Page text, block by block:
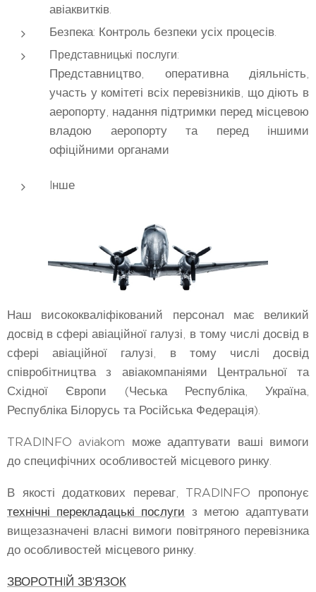
авіаквитків.
Безпека: Контроль безпеки усіх процесів.
Представницькі послуги:
Представництво, оперативна діяльність,
участь у комітеті всіх перевізників, що діють в
аеропорту, надання підтримки перед місцевою
владою аеропорту та перед іншими
офіційними органами
Iнше
Наш висококваліфікований персонал має великий
досвід в сфері авіаційної галузі, в тому числі досвід в
сфері авіаційної галузі, в тому числі досвід
співробітництва з авіакомпаніями Центральної та
Східної Європи (Чеська Республіка, Україна,
Республіка Білорусь та Російська Федерація).
TRADINFO aviakom може адаптувати ваші вимоги
до специфічних особливостей місцевого ринку.
В якості додаткових переваг, TRADINFO пропонує
технічні перекладацькі послуги з метою адаптувати
вищезазначені власні вимоги повітряного перевізника
до особливостей місцевого ринку.
ЗВОРОТНIЙ ЗВ'ЯЗОК